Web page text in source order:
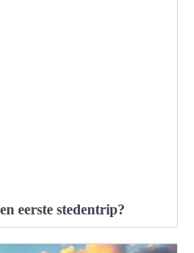
eerste stedentrip?